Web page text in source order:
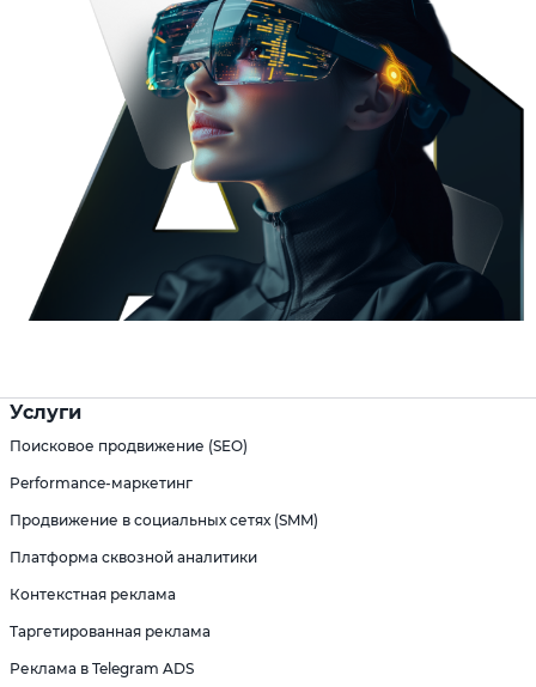
Услуги
Поисковое продвижение (SEO)
Performance-маркетинг
Продвижение в социальных сетях (SMM)
Платформа сквозной аналитики
Контекстная реклама
Таргетированная реклама
Реклама в Telegram ADS